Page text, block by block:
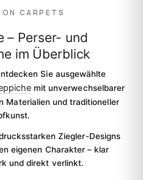
CARPETS
– Perser- und
im Überblick
Sie ausgewählte
mit unverwechselbarer
Materialien und traditioneller
Ziegler-Designs
eigenen Charakter – klar
und direkt verlinkt.